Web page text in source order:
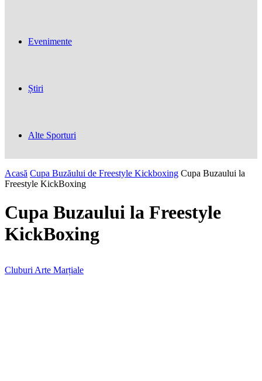
Cluburi Arte Marțiale
Evenimente
Știri
Alte Sporturi
Acasă Cupa Buzăului de Freestyle Kickboxing Cupa Buzaului la
Freestyle KickBoxing
Cupa Buzaului la Freestyle
KickBoxing